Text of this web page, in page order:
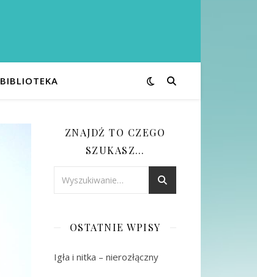
BIBLIOTEKA
ZNAJDŹ TO CZEGO
SZUKASZ…
OSTATNIE WPISY
Igła i nitka – nierozłączny